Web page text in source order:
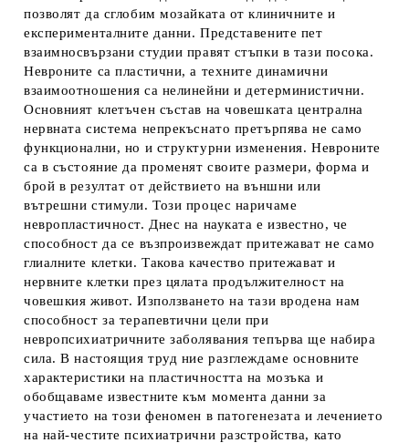
позволят да сглобим мозайката от клиничните и
експерименталните данни. Представените пет
взаимносвързани студии правят стъпки в тази посока.
Невроните са пластични, а техните динамични
взаимоотношения са нелинейни и детерминистични.
Основният клетъчен състав на човешката централна
нервната система непрекъснато претърпява не само
функционални, но и структурни изменения. Невроните
са в състояние да променят своите размери, форма и
брой в резултат от действието на външни или
вътрешни стимули. Този процес наричаме
невропластичност. Днес на науката е известно, че
способност да се възпроизвеждат притежават не само
глиалните клетки. Такова качество притежават и
нервните клетки през цялата продължителност на
човешкия живот. Използването на тази вродена нам
способност за терапевтични цели при
невропсихиатричните заболявания тепърва ще набира
сила. В настоящия труд ние разглеждаме основните
характеристики на пластичността на мозъка и
обобщаваме известните към момента данни за
участието на този феномен в патогенезата и лечението
на най-честите психиатрични разстройства, като